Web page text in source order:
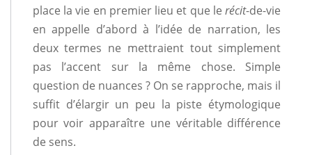
place la vie en premier lieu et que lerécit-de-vie
en appelle d’abord à l’idée de narration, les
deux termes ne mettraient tout simplement
pas l’accent sur la même chose. Simple
question de nuances ? On se rapproche, mais il
suffit d’élargir un peu la piste étymologique
pour voir apparaître une véritable différence
de sens.